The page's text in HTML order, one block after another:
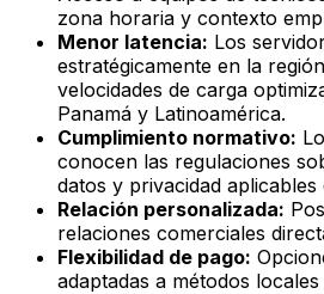
zona horaria y contexto
Menor latencia: Los
estratégicamente en la
velocidades de carga
Panamá y Latinoamérica.
Cumplimiento normativo:
conocen las regulaciones
datos y privacidad aplicables
Relación personalizada:
relaciones comerciales
Flexibilidad de pago:
adaptadas a métodos